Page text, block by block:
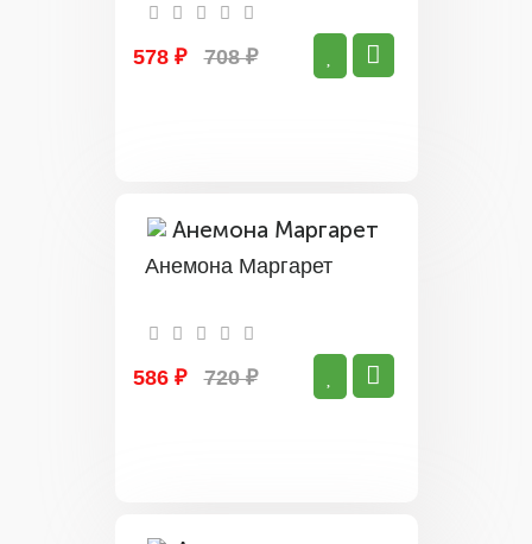
578 ₽ 708 ₽
Анемона Маргарет
586 ₽ 720 ₽